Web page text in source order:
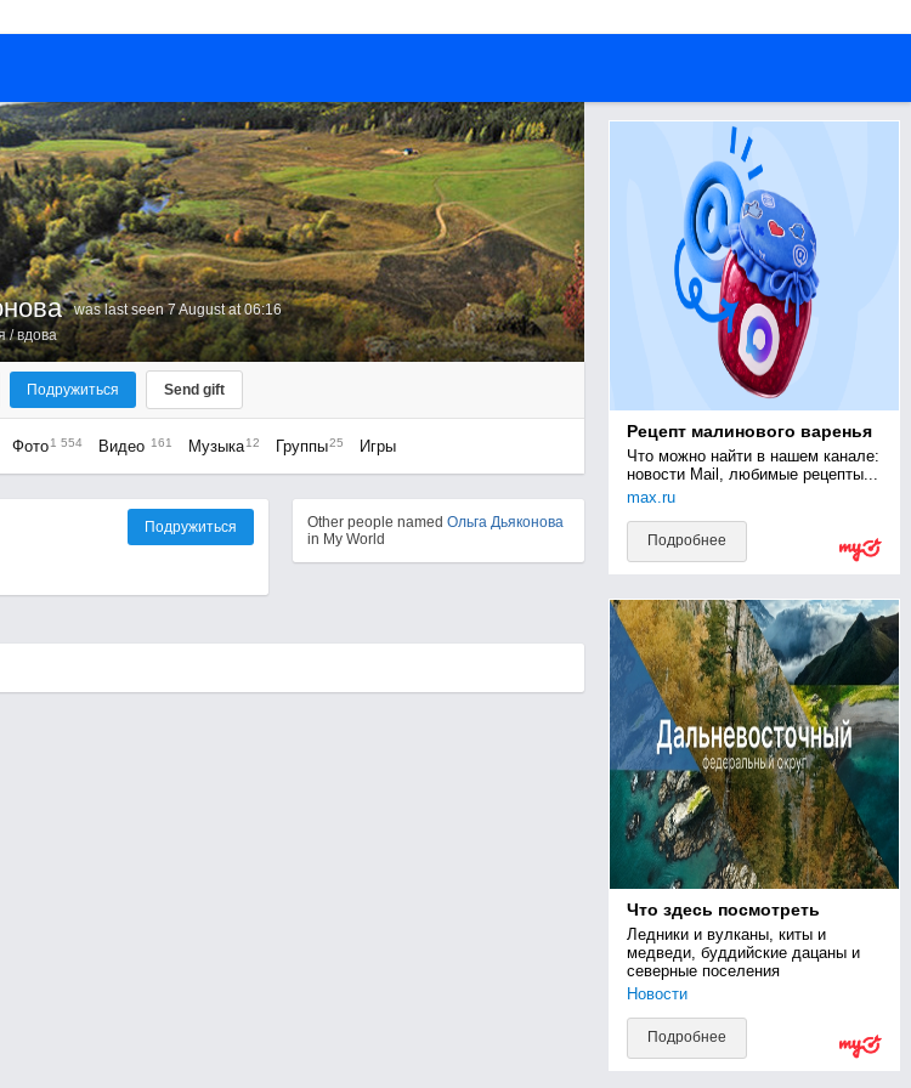
was last seen 7 August at 06:16
/ вдова
Подружиться Send gift
Фото 1 554 Видео 161 Музыка 12 Группы25 Игры
Подружиться
Рецепт малинового варенья
Что можно найти в нашем канале:
новости Mail, любимые рецепты...
max.ru
Подробнее
Что здесь посмотреть
Ледники и вулканы, киты и
медведи, буддийские дацаны и
северные поселения
Новости
Подробнее
Other people named Ольга Дьяконова
in My World